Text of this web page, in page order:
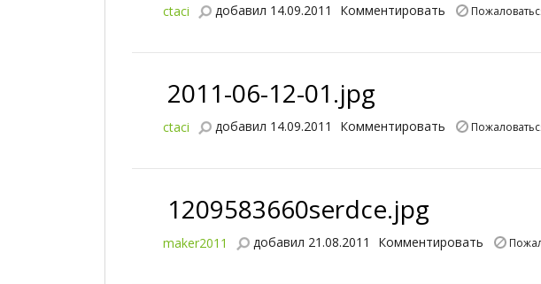
ctaci добавил 14.09.2011 Комментировать
2011-06-12-01.jpg
ctaci добавил 14.09.2011 Комментировать
1209583660serdce.jpg
maker2011 добавил 21.08.2011 Комментировать